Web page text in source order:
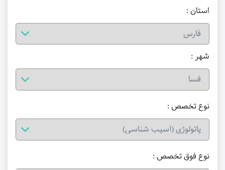
استان :
شهر :
نوع تخصص :
نوع فوق تخصص :